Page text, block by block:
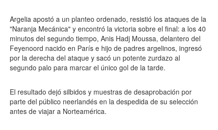
Argelia apostó a un planteo ordenado, resistió los ataques de la
"Naranja Mecánica" y encontró la victoria sobre el final: a los 40
minutos del segundo tiempo, Anis Hadj Moussa, delantero del
Feyenoord nacido en París e hijo de padres argelinos, ingresó
por la derecha del ataque y sacó un potente zurdazo al
segundo palo para marcar el único gol de la tarde.
El resultado dejó silbidos y muestras de desaprobación por
parte del público neerlandés en la despedida de su selección
antes de viajar a Norteamérica.